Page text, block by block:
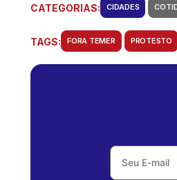
CATEGORIAS: CIDADES
TAGS: FORA TEMER PROTESTO